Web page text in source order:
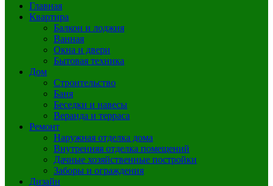
Главная
Квартира
Балкон и лоджия
Ванная
Окна и двери
Бытовая техника
Дом
Строительство
Баня
Беседки и навесы
Веранда и терраса
Ремонт
Наружная отделка дома
Внутренняя отделка помещений
Дачные хозяйственные постройки
Заборы и ограждения
Дизайн